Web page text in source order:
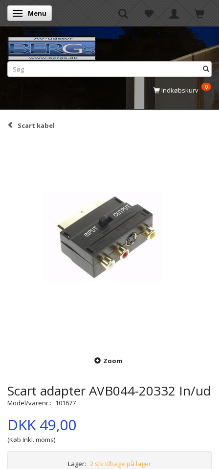
Skifte navigation
Menu
Indkøbskurv 0
Scart kabel
Zoom
Scart adapter AVB044-20332 In/ud
Model/varenr.: 101677
DKK 49,00
(Køb Inkl. moms)
Lager: 2 stk tilbage på lager